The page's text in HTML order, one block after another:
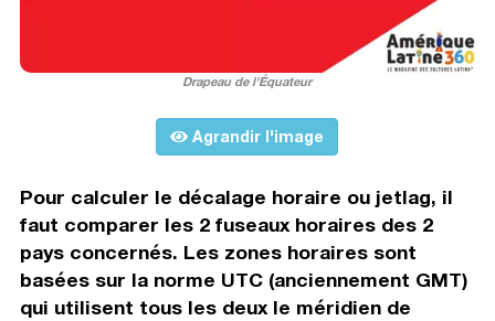
Drapeau de l'Équateur
Agrandir l'image
Pour calculer le décalage horaire ou jetlag, il
faut comparer les 2 fuseaux horaires des 2
pays concernés. Les zones horaires sont
basées sur la norme UTC (anciennement GMT)
qui utilisent tous les deux le méridien de